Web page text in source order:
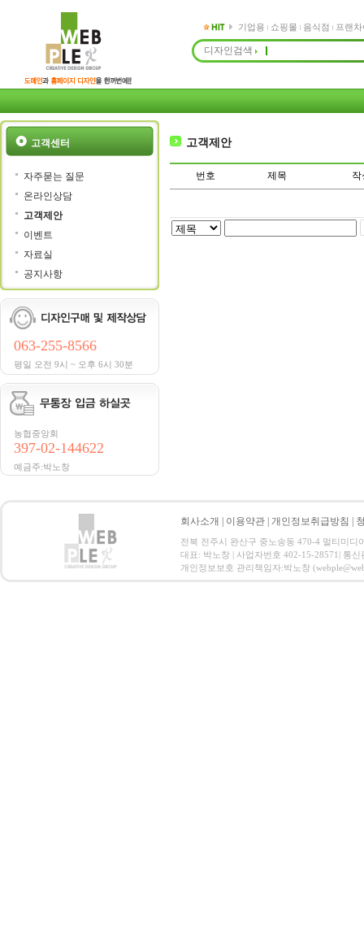
기업용 쇼핑몰 음식점 프랜
디자인검색
고객센터
자주묻는 질문
온라인상담
고객제안
이벤트
자료실
공지사항
063-255-8566
평일 오전 9시 ~ 오후 6시 30분
농협중앙회
397-02-144622
예금주:박노창
고객제안
번호 제목 작
회사소개 이용약관 개인정보취급방침
전북 전주시 완산구 중노송동 470-4 멀티미디
대표: 박노창 | 사업자번호 402-15-28571| 통
개인정보보호 관리책임자:박노창